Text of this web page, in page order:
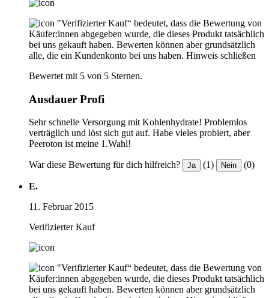
"Verifizierter Kauf“ bedeutet, dass die Bewertung von
Käufer:innen abgegeben wurde, die dieses Produkt tatsächlich
bei uns gekauft haben. Bewerten können aber grundsätzlich
alle, die ein Kundenkonto bei uns haben. Hinweis schließen
Bewertet mit 5 von 5 Sternen.
Ausdauer Profi
Sehr schnelle Versorgung mit Kohlenhydrate! Problemlos
verträglich und löst sich gut auf. Habe vieles probiert, aber
Peeroton ist meine 1.Wahl!
War diese Bewertung für dich hilfreich? Ja (1) Nein (0)
E.
11. Februar 2015
Verifizierter Kauf
"Verifizierter Kauf“ bedeutet, dass die Bewertung von
Käufer:innen abgegeben wurde, die dieses Produkt tatsächlich
bei uns gekauft haben. Bewerten können aber grundsätzlich